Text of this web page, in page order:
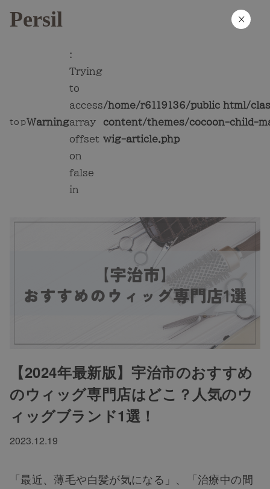
Persil
topWarning
:
Trying
to
access
array
offset
on
false
in
/home/r6119136/public_html/
content/themes/cocoon-child-
wig-article.php
【2024年最新版】宇治市のおすすめ
のウィッグ専門店はどこ？人気のウ
ィッグブランド1選！
2023.12.19
「最近、薄毛や白髪が気になる」、「治療中の間
×